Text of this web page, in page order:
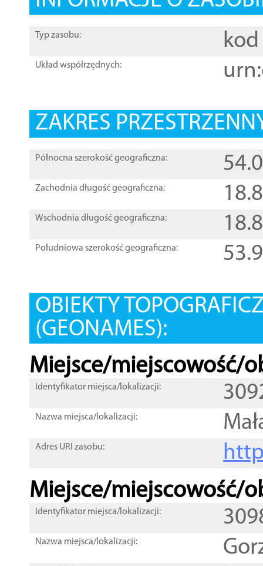
Typ zasobu: kod
Układ współrzędnych:
ZAKRES
Północna szerokość geograficzna:
Zachodnia długość geograficzna:
Wschodnia długość geograficzna:
Południowa szerokość geograficzna:
OBIEKTY
(GEONAMES):
Miejsce/miejscowość/
Identyfikator miejsca/lokalizacji:
Nazwa miejsca/lokalizacji:
Adres URI zasobu:
Miejsce/miejscowość/
Identyfikator miejsca/lokalizacji:
Nazwa miejsca/lokalizacji: